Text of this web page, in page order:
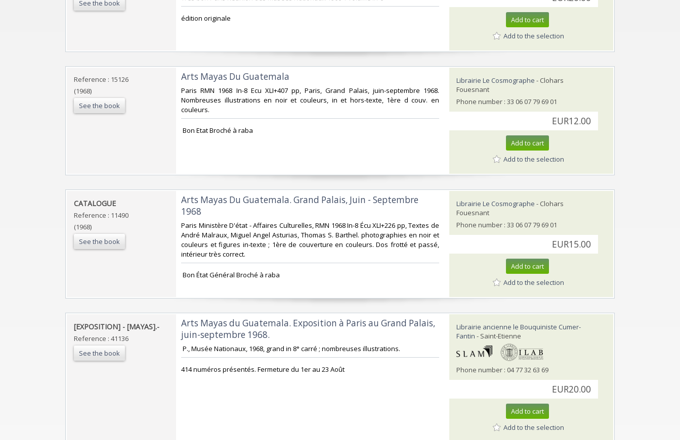
See the book
‎édition originale‎
Add to cart
Add to the selection
Reference : 15126
(1968)
See the book
‎Arts Mayas Du Guatemala‎
‎Paris RMN 1968 In-8 Ecu XLI+407 pp, Paris, Grand Palais, juin-septembre 1968.
Nombreuses illustrations en noir et couleurs, in et hors-texte, 1ère d couv. en
couleurs.‎
‎ Bon Etat Broché à raba‎
Librairie Le Cosmographe - Clohars
Fouesnant
Phone number : 33 06 07 79 69 01
EUR12.00
Add to cart
Add to the selection
‎CATALOGUE‎
Reference : 11490
(1968)
See the book
‎Arts Mayas Du Guatemala. Grand Palais, Juin - Septembre
1968‎
‎Paris Ministère D'état - Affaires Culturelles, RMN 1968 In-8 Écu XLI+226 pp, Textes de
André Malraux, Miguel Angel Asturias, Thomas S. Barthel. photographies en noir et
couleurs et figures in-texte ; 1ère de couverture en couleurs. Dos frotté et passé,
intérieur très correct.‎
‎ Bon État Général Broché à raba‎
Librairie Le Cosmographe - Clohars
Fouesnant
Phone number : 33 06 07 79 69 01
EUR15.00
Add to cart
Add to the selection
‎[EXPOSITION] - [MAYAS].-‎
Reference : 41136
See the book
‎Arts Mayas du Guatemala. Exposition à Paris au Grand Palais,
juin-septembre 1968.‎
‎ P., Musée Nationaux, 1968, grand in 8° carré ; nombreuses illustrations. ‎
‎414 numéros présentés. Fermeture du 1er au 23 Août‎
Librairie ancienne le Bouquiniste Cumer-
Fantin - Saint-Etienne
Phone number : 04 77 32 63 69
EUR20.00
Add to cart
Add to the selection